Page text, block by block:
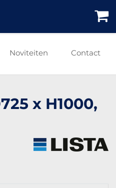
Noviteiten Contact
x H1000,